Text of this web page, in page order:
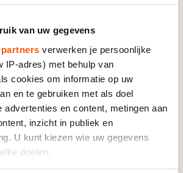
van uw gegevens
partners verwerken je persoonlijke
IP-adres) met behulp van
cookies om informatie op uw
en te gebruiken met als doel
advertenties en content, metingen aan
inzicht in publiek en
U kunt kiezen wie uw gegevens
doelen.
daarna op die andere Rus,
te gaan kwam Knegt binnendoor
één van de snelste sprinters
en ging juichend over de
met een schreeuw van vreugde
kwam Knegt in de halve finales tot
Hij noteerde een tijd van